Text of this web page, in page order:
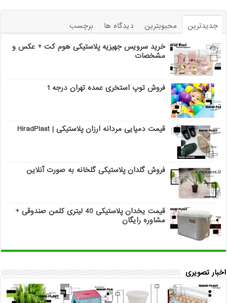
جدیدترین محبوبترین دیدگاه ها
برچسب
خرید سرویس جهیزیه پلاستیکی هوم کت + عکس و
مشخصات
فروش توپ استخری عمده تهران درجه 1
قیمت دمپایی مردانه ارزان پلاستیکی | HiradPlast
فروش گلدان پلاستیکی گلخانه به صورت آنلاین
قیمت یخدان پلاستیکی 40 لیتری کلمن صندوقی +
مشاوره رایگان
اخبار تصویری